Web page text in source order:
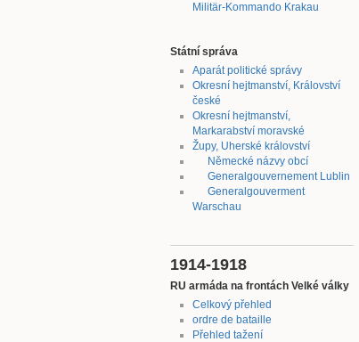
Militär-Kommando Krakau
Státní správa
Aparát politické správy
Okresní hejtmanství, Království
české
Okresní hejtmanství,
Markarabství moravské
Župy, Uherské království
Německé názvy obcí
Generalgouvernement Lublin
Generalgouverment
Warschau
1914-1918
RU armáda na frontách Velké války
Celkový přehled
ordre de bataille
Přehled tažení